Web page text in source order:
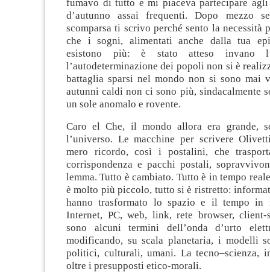
fumavo di tutto e mi piaceva partecipare
d’autunno assai frequenti. Dopo mezzo
scomparsa ti scrivo perché sento la necessità
che i sogni, alimentati anche dalla tua
esistono più: è stato atteso invano
l’autodeterminazione dei popoli non si è
battaglia sparsi nel mondo non si sono mai
autunni caldi non ci sono più, sindacalmente
un sole anomalo e rovente.
Caro el Che, il mondo allora era grande,
l’universo. Le macchine per scrivere
mero ricordo, così i postalini, che
corrispondenza e pacchi postali,
lemma. Tutto è cambiato. Tutto è in tempo
è molto più piccolo, tutto si è ristretto:
hanno trasformato lo spazio e il tempo in
Internet, PC, web, link, rete browser, client-
sono alcuni termini dell’onda d’urto
modificando, su scala planetaria, i modelli
politici, culturali, umani. La tecno–scienza,
oltre i presupposti etico-morali.